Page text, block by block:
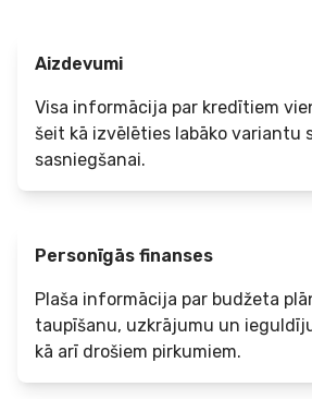
Aizdevumi
Visa informācija par kredītiem
šeit kā izvēlēties labāko variantu
sasniegšanai.
Personīgās finanses
Plaša informācija par budžeta
taupīšanu, uzkrājumu un
kā arī drošiem pirkumiem.